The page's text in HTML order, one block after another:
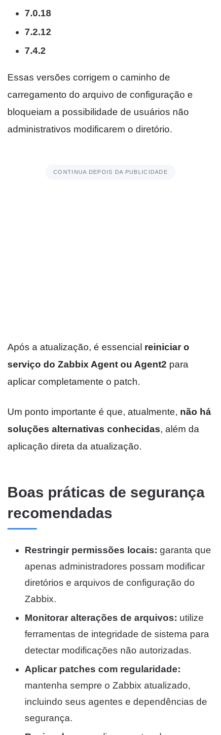
7.0.18
7.2.12
7.4.2
Essas versões corrigem o caminho de
carregamento do arquivo de configuração e
bloqueiam a possibilidade de usuários não
administrativos modificarem o diretório.
CONTINUA DEPOIS DA PUBLICIDADE
Após a atualização, é essencial reiniciar o
serviço do Zabbix Agent ou Agent2 para
aplicar completamente o patch.
Um ponto importante é que, atualmente, não há
soluções alternativas conhecidas, além da
aplicação direta da atualização.
Boas práticas de segurança
recomendadas
Restringir permissões locais: garanta que
apenas administradores possam modificar
diretórios e arquivos de configuração do
Zabbix.
Monitorar alterações de arquivos: utilize
ferramentas de integridade de sistema para
detectar modificações não autorizadas.
Aplicar patches com regularidade:
mantenha sempre o Zabbix atualizado,
incluindo seus agentes e dependências de
segurança.